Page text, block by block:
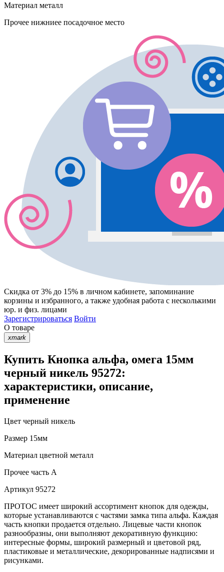
Материал металл
Прочее нижниее посадочное место
Скидка от 3% до 15% в личном кабинете, запоминание
корзины и избранного, а также удобная работа с несколькими
юр. и физ. лицами
Зарегистрироваться Войти
О товаре
xmark
Купить Кнопка альфа, омега 15мм
черный никель 95272:
характеристики, описание,
применение
Цвет черный никель
Размер 15мм
Материал цветной металл
Прочее часть A
Артикул 95272
ПРОТОС имеет широкий ассортимент кнопок для одежды,
которые устанавливаются с частями замка типа альфа. Каждая
часть кнопки продается отдельно. Лицевые части кнопок
разнообразны, они выполняют декоративную функцию:
интересные формы, широкий размерный и цветовой ряд,
пластиковые и металлические, декорированные надписями и
рисунками.